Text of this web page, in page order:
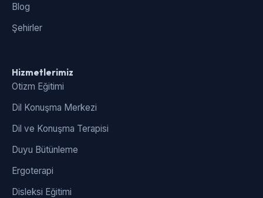
Blog
Şehirler
Hizmetlerimiz
Otizm Eğitimi
Dil Konuşma Merkezi
Dil ve Konuşma Terapisi
Duyu Bütünleme
Ergoterapi
Disleksi Eğitimi